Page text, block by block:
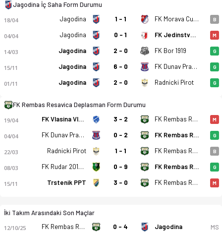
Jagodina İç Saha Form Durumu
18/04 Jagodina 1 - 1 FK Morava Cuprija B
04/04 Jagodina 0 - 1 FK Jedinstvo 1936 Krusevac M
14/03 Jagodina 2 - 0 FK Bor 1919 G
15/11 Jagodina 6 - 0 FK Dunav Prahovo G
01/11 Jagodina 2 - 0 Radnicki Pirot G
FK Rembas Resavica Deplasman Form Durumu
19/04 FK Vlasina Vlasotince 3 - 2 FK Rembas Resavica M
04/04 FK Dunav Prahovo 0 - 2 FK Rembas Resavica G
22/03 Radnicki Pirot 1 - 1 FK Rembas Resavica B
08/03 FK Rudar 2016 Aleksinački Rudnik 0 - 9 FK Rembas Resavica G
15/11 Trstenik PPT 3 - 0 FK Rembas Resavica M
İki Takım Arasındaki Son Maçlar
12/10/25 FK Rembas Resavica 0 - 4 Jagodina MS